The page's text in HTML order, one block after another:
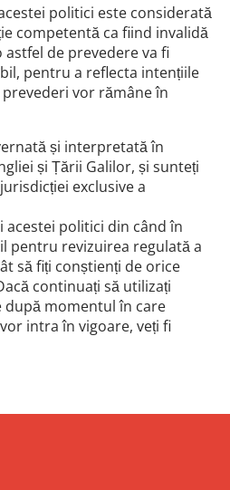
politici este considerată
competentă ca fiind invalidă
de prevedere va fi
pentru a reflecta intențiile
vor rămâne în
și interpretată în
și Țării Galilor, și sunteți
exclusive a
politici din când în
pentru revizuirea regulată a
să fiți conștienți de orice
continuați să utilizați
momentul în care
intra în vigoare, veți fi